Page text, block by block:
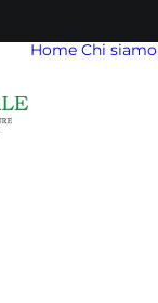
Home Chi siamo